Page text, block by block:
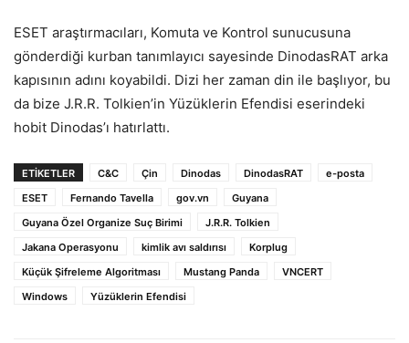
ESET araştırmacıları, Komuta ve Kontrol sunucusuna
gönderdiği kurban tanımlayıcı sayesinde DinodasRAT arka
kapısının adını koyabildi. Dizi her zaman din ile başlıyor, bu
da bize J.R.R. Tolkien’in Yüzüklerin Efendisi eserindeki
hobit Dinodas’ı hatırlattı.
ETIKETLER C&C Çin Dinodas DinodasRAT
e-posta
ESET
Fernando Tavella gov.vn
Guyana
Guyana Özel Organize Suç Birimi
J.R.R. Tolkien
Jakana Operasyonu
kimlik avı saldırısı
Korplug
Küçük Şifreleme Algoritması
Mustang Panda
VNCERT
Windows
Yüzüklerin Efendisi